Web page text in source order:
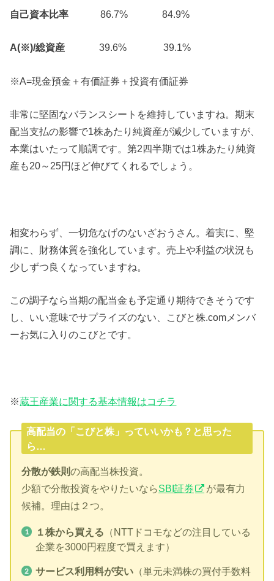
自己資本比率 86.7% 84.9%
A(※)/総資産 39.6% 39.1%
※A=現金預金＋有価証券＋投資有価証券
非常に堅固なバランスシートを維持していますね。期末
配当支払の影響で1株あたり純資産が減少していますが、
本業はいたって順調です。第2四半期では1株あたり純資
産も20～25円ほど伸びてくれるでしょう。
相変わらず、一切危なげのないざおうさん。着実に、堅
調に、財務体質を強化しています。売上や利益の状況も
少しずつ良くなっていますね。
この調子なら当期の配当金も予定通り期待できそうです
し、いい意味でサプライズのない、こびと株.comメンバ
ーお気に入りのこびとです。
※蔵王産業に関する基本情報はコチラ
高配当の「こびと株」っていいかも？と思った
ら…
分散が鉄則の高配当株投資。
少額で分散投資をやりたいならSBI証券
が最有力
候補。理由は２つ。
１株から買える （NTTドコモなどの注目している
企業を3000円程度で買えます）
サービス利用料が安い （単元未満株の買付手数料